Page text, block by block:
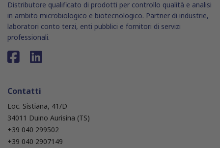
Distributore qualificato di prodotti per controllo qualità e analisi
in ambito microbiologico e biotecnologico. Partner di industrie,
laboratori conto terzi, enti pubblici e fornitori di servizi
professionali.
Contatti
Loc. Sistiana, 41/D
34011 Duino Aurisina (TS)
+39 040 299502
+39 040 2907149